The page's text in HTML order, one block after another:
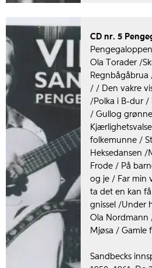
CD nr. 5
Ola Torader /
Regnbågåbrua
/ / Den vakre
/Polka i B-dur /
/ Gullog
folkemunne /
Heksedansen
Frode / På
og je / Far min
ta det en kan
gnissel /Under
Ola Nordmann
Mjøsa / Gamle
Sandbecks